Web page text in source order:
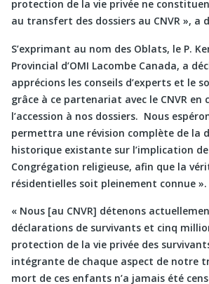
protection de la vie privée ne
au transfert des dossiers au CNVR », a
S’exprimant au nom des Oblats, le P.
Provincial d’OMI Lacombe Canada, a
apprécions les conseils d’experts et le
grâce à ce partenariat avec le CNVR en
l’accession à nos dossiers. Nous
permettra une révision complète de la
historique existante sur l’implication
Congrégation religieuse, afin que la
résidentielles soit pleinement connue ».
« Nous [au CNVR] détenons
déclarations de survivants et cinq
protection de la vie privée des
intégrante de chaque aspect de notre
mort de ces enfants n’a jamais été